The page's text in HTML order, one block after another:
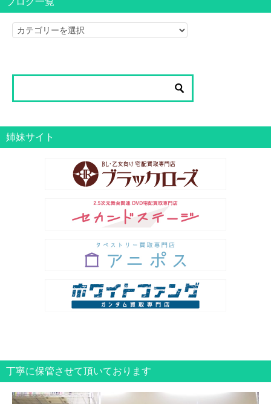
ブ
一
姉妹サイト
丁寧に保管させて頂いております